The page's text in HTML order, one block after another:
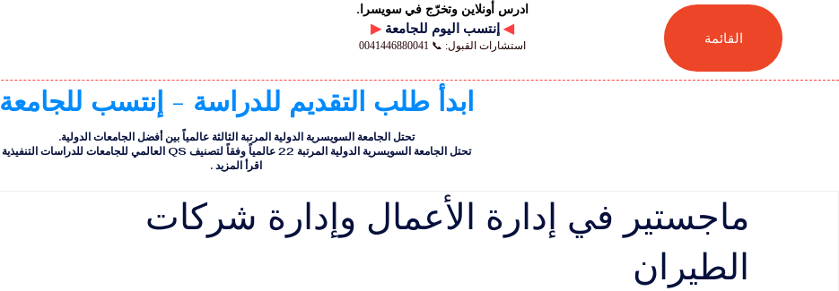
ادرس أونلاين وتخرّج في سويسرا.
▶ ◀
استشارات القبول: 📞 0041446880041 القائمة
ابدأ طلب التقديم للدراسة - إنتسب للجامعة
تحتل الجامعة السويسرية الدولية المرتبة الثالثة عالمياً بين أفضل الجامعات الدولية.
تحتل الجامعة السويسرية الدولية المرتبة 22 عالمياً وفقاً لتصنيف QS العالمي للجامعات للدراسات التنفيذية
اقرأ المزيد.
ماجستير في إدارة الأعمال وإدارة شركات
الطيران